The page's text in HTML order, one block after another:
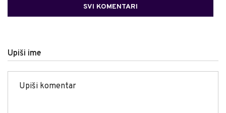
SVI KOMENTARI
Upiši ime